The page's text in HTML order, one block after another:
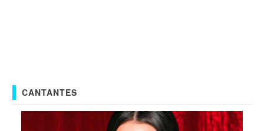
CANTANTES